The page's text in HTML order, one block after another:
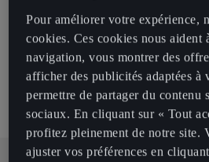
Modèles
Infotainment
Pour améliorer votre expérience,
cookies. Ces cookies nous aident
navigation, vous montrer des
afficher des publicités adaptées à
permettre de partager du contenu
sociaux. En cliquant sur « Tout
profitez pleinement de notre site.
ajuster vos préférences en